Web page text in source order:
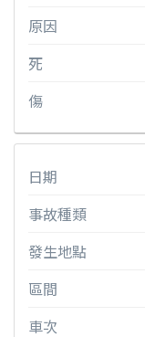
原因
死
傷
日期
事故種類
發生地點
區間
車次